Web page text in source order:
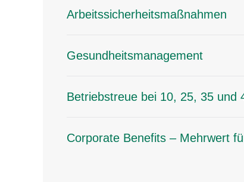
Arbeitssicherheitsmaßnahmen
Gesundheitsmanagement
Betriebstreue bei 10, 25, 35 und
Corporate Benefits – Mehrwert